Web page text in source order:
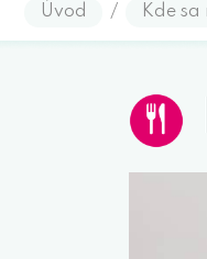
Úvod / Kde sa